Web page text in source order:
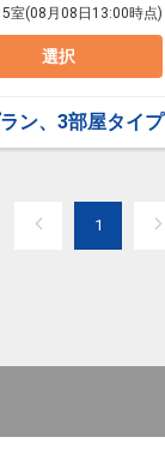
5室(08月08日13:00時点)
選択
ン、3部屋タイプ
1